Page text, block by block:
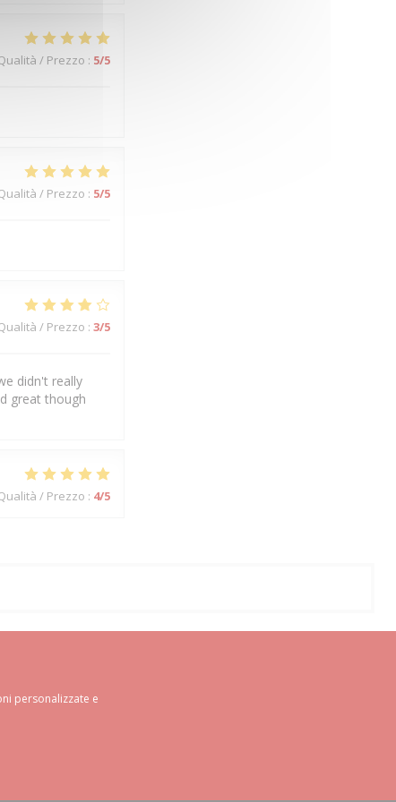
/ Prezzo : 5/5
/ Prezzo : 5/5
/ Prezzo : 3/5
didn't really
great though
/ Prezzo : 4/5
personalizzate e